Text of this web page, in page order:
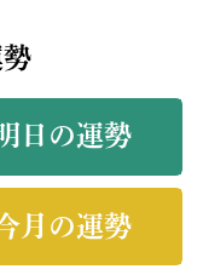
日の運勢
月の運勢